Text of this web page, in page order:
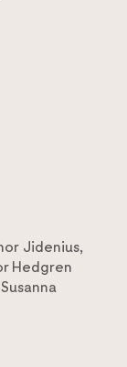
Jidenius,
Hedgren
Susanna